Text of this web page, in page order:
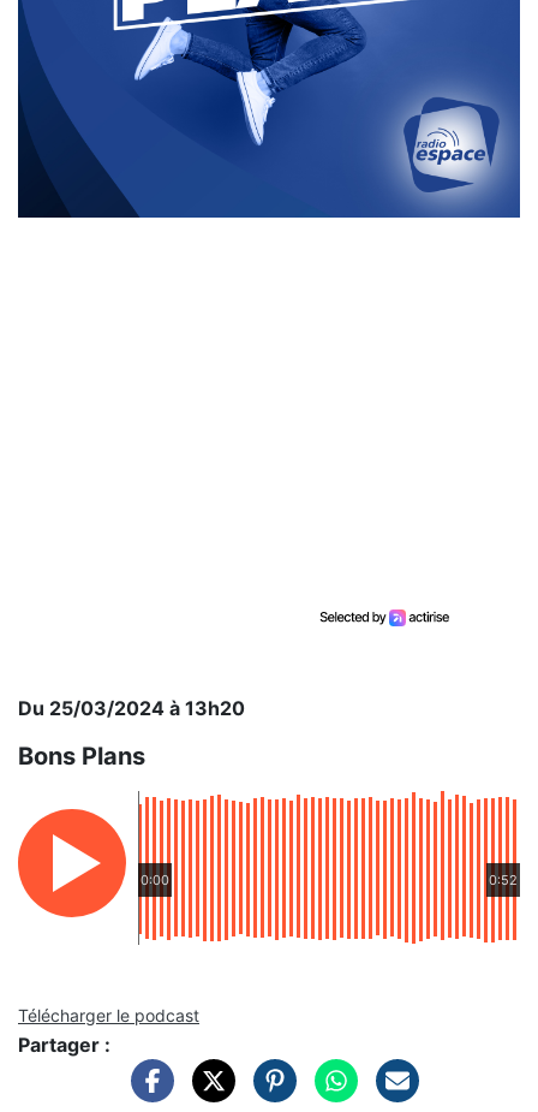
Du 25/03/2024 à 13h20
Bons Plans
0:00 0:52
Télécharger le podcast
Partager :